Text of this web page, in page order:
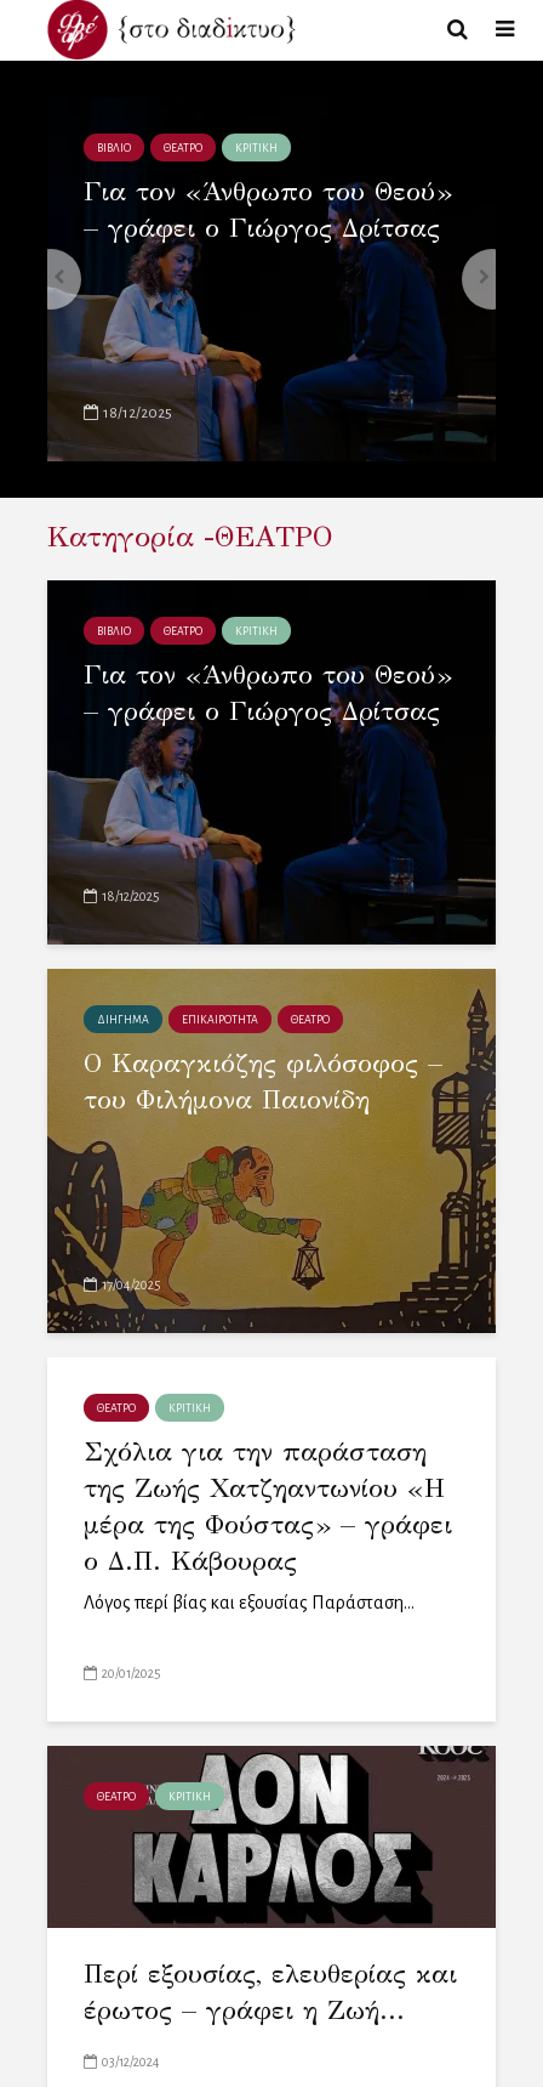
ΒΙΒΛΙΟ ΘΕΑΤΡΟ ΚΡΙΤΙΚΗ
Για τον «Άνθρωπο του Θεού»
– γράφει ο Γιώργος Δρίτσας
18/12/2025
Κατηγορία -ΘΕΑΤΡΟ
ΒΙΒΛΙΟ ΘΕΑΤΡΟ ΚΡΙΤΙΚΗ
Για τον «Άνθρωπο του Θεού»
– γράφει ο Γιώργος Δρίτσας
18/12/2025
ΔΙΗΓΗΜΑ ΕΠΙΚΑΙΡΟΤΗΤΑ ΘΕΑΤΡΟ
Ο Καραγκιόζης φιλόσοφος –
του Φιλήμονα Παιονίδη
17/04/2025
ΘΕΑΤΡΟ ΚΡΙΤΙΚΗ
Σχόλια για την παράσταση
της Ζωής Χατζηαντωνίου «Η
μέρα της Φούστας» – γράφει
ο Δ.Π. Κάβουρας
Λόγος περί βίας και εξουσίας Παράσταση...
20/01/2025
ΘΕΑΤΡΟ ΚΡΙΤΙΚΗ
Περί εξουσίας, ελευθερίας και
έρωτος – γράφει η Ζωή...
03/12/2024